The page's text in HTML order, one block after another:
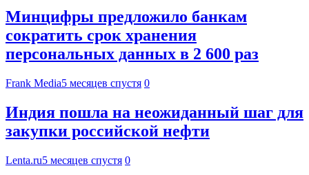
Минцифры предложило банкам
сократить срок хранения
персональных данных в 2 600 раз
Frank Media5 месяцев спустя 0
Индия пошла на неожиданный шаг для
закупки российской нефти
Lenta.ru5 месяцев спустя 0